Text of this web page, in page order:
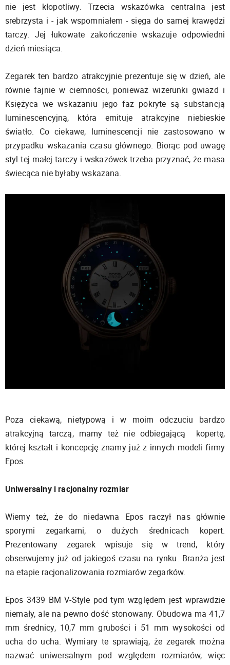
nie jest kłopotliwy. Trzecia wskazówka centralna jest
srebrzysta i - jak wspomniałem - sięga do samej krawędzi
tarczy. Jej łukowate zakończenie wskazuje odpowiedni
dzień miesiąca.
Zegarek ten bardzo atrakcyjnie prezentuje się w dzień, ale
równie fajnie w ciemności, ponieważ wizerunki gwiazd i
Księżyca we wskazaniu jego faz pokryte są substancją
luminescencyjną, która emituje atrakcyjne niebieskie
światło. Co ciekawe, luminescencji nie zastosowano w
przypadku wskazania czasu głównego. Biorąc pod uwagę
styl tej małej tarczy i wskazówek trzeba przyznać, że masa
świecąca nie byłaby wskazana.
Poza ciekawą, nietypową i w moim odczuciu bardzo
atrakcyjną tarczą, mamy też nie odbiegającą kopertę,
której kształt i koncepcję znamy już z innych modeli firmy
Epos.
Uniwersalny i racjonalny rozmiar
Wiemy też, że do niedawna Epos raczył nas głównie
sporymi zegarkami, o dużych średnicach kopert.
Prezentowany zegarek wpisuje się w trend, który
obserwujemy już od jakiegoś czasu na rynku. Branża jest
na etapie racjonalizowania rozmiarów zegarków.
Epos 3439 BM V-Style pod tym względem jest wprawdzie
niemały, ale na pewno dość stonowany. Obudowa ma 41,7
mm średnicy, 10,7 mm grubości i 51 mm wysokości od
ucha do ucha. Wymiary te sprawiają, że zegarek można
nazwać uniwersalnym pod względem rozmiarów, więc